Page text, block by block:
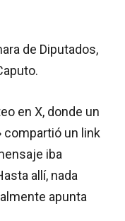
de Diputados,
en X, donde un
compartió un link
iba
allí, nada
apunta